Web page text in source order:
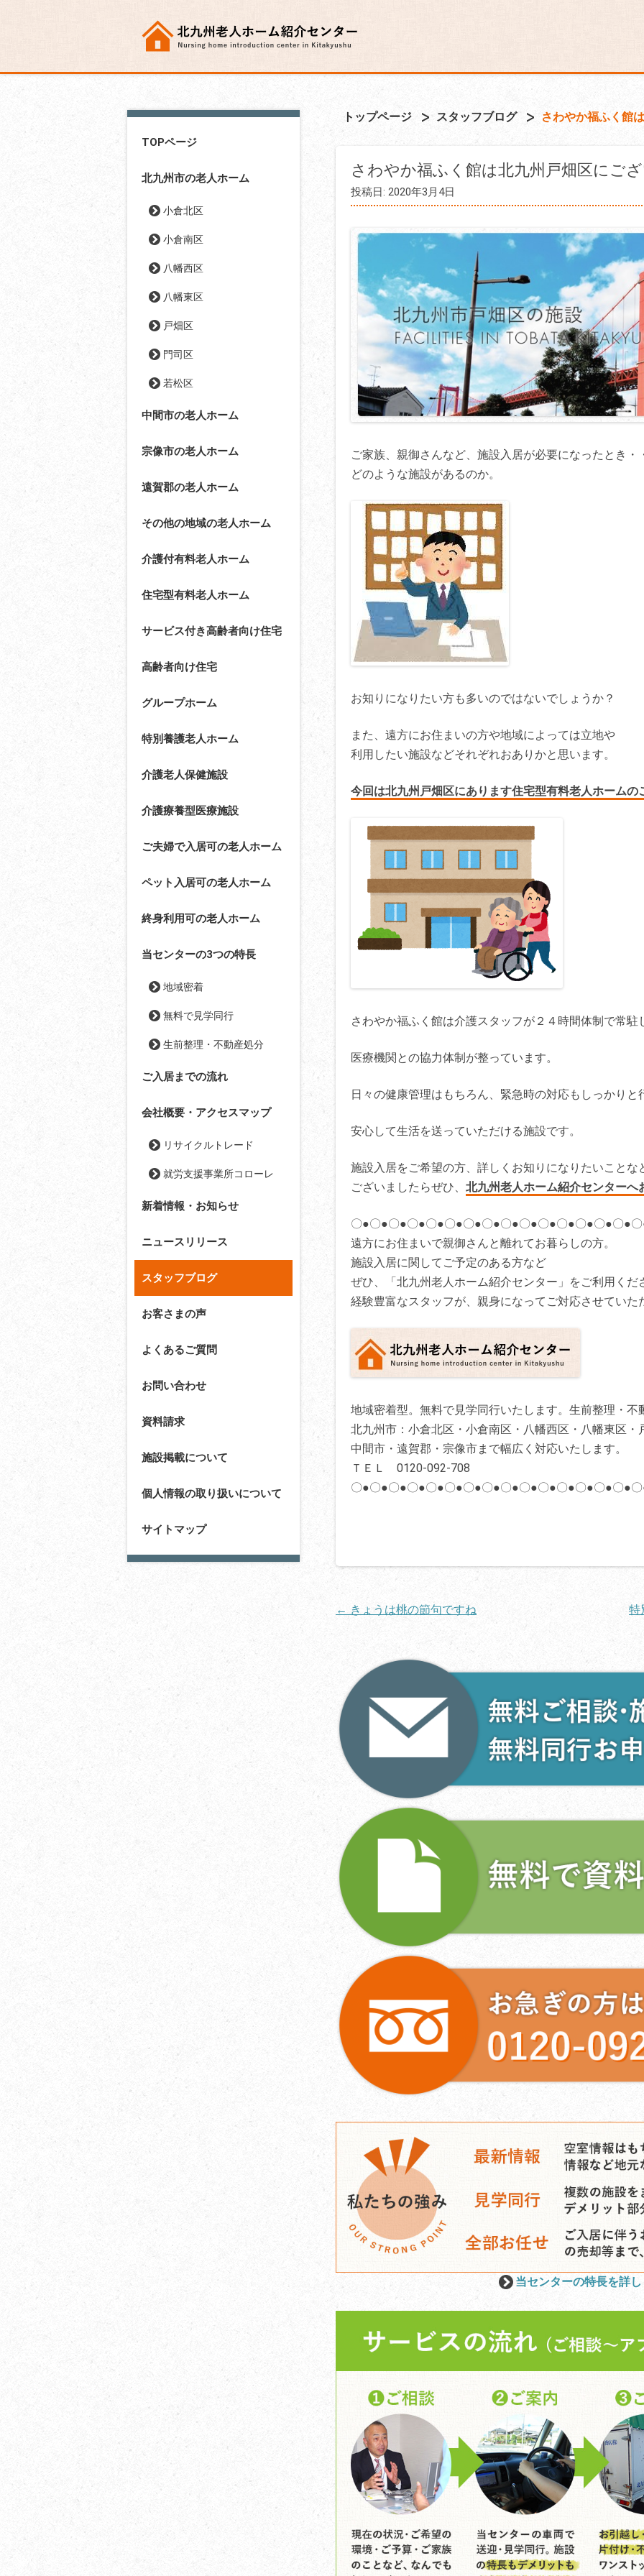
TOPページ
北九州市の老人ホーム
小倉北区
小倉南区
八幡西区
八幡東区
戸畑区
門司区
若松区
中間市の老人ホーム
宗像市の老人ホーム
遠賀郡の老人ホーム
その他の地域の老人ホーム
介護付有料老人ホーム
住宅型有料老人ホーム
サービス付き高齢者向け住宅
高齢者向け住宅
グループホーム
特別養護老人ホーム
介護老人保健施設
介護療養型医療施設
ご夫婦で入居可の老人ホーム
ペット入居可の老人ホーム
終身利用可の老人ホーム
当センターの3つの特長
地域密着
無料で見学同行
生前整理・不動産処分
ご入居までの流れ
会社概要・アクセスマップ
リサイクルトレード
就労支援事業所コローレ
新着情報・お知らせ
ニュースリリース
スタッフブログ
お客さまの声
よくあるご質問
お問い合わせ
資料請求
施設掲載について
個人情報の取り扱いについて
サイトマップ
トップページ スタッフブログ さわやか福ふく館
さわやか福ふく館は北九州戸畑区にご
投稿日: 2020年3月4日
ご家族、親御さんなど、施設入居が必要になったとき・
どのような施設があるのか。
お知りになりたい方も多いのではないでしょうか？
また、遠方にお住まいの方や地域によっては立地や
利用したい施設などそれぞれおありかと思います。
今回は北九州戸畑区にあります住宅型有料老人ホームの
さわやか福ふく館は介護スタッフが２４時間体制で常駐
医療機関との協力体制が整っています。
日々の健康管理はもちろん、緊急時の対応もしっかりと
安心して生活を送っていただける施設です。
施設入居をご希望の方、詳しくお知りになりたいことな
ございましたらぜひ、 北九州老人ホーム紹介センターへ
〇●〇●〇●〇●〇●〇●〇●〇●〇●〇●〇●〇●〇●〇●〇●
遠方にお住まいで親御さんと離れてお暮らしの方。
施設入居に関してご予定のある方など
ぜひ、「北九州老人ホーム紹介センター」をご利用くだ
経験豊富なスタッフが、親身になってご対応させていた
地域密着型。無料で見学同行いたします。生前整理・不
北九州市：小倉北区・小倉南区・八幡西区・八幡東区・
中間市・遠賀郡・宗像市まで幅広く対応いたします。
ＴＥＬ 0120-092-708
〇●〇●〇●〇●〇●〇●〇●〇●〇●〇●〇●〇●〇●〇●〇●
投
ゲ
ー
シ
← きょうは桃の節句ですね 特
当センターの特長を詳